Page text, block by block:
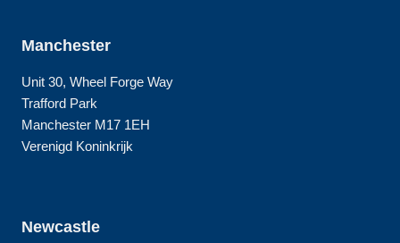
Manchester
Unit 30, Wheel Forge Way
Trafford Park
Manchester M17 1EH
Verenigd Koninkrijk
Newcastle